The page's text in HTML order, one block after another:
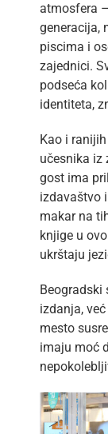
atmosfera
generacija,
piscima i
zajednici.
podseća
identiteta,
Kao i
učesnika iz
gost ima
izdavaštvo
makar na
knjige u
ukrštaju
Beogradski
izdanja,
mesto
imaju moć